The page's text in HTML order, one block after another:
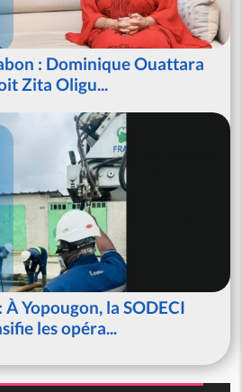
: Dominique Ouattara
Zita Oligu...
Yopougon, la SODECI
les opéra...